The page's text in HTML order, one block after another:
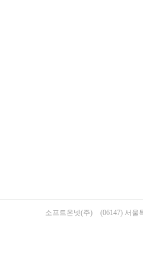
소프트온넷(주)
(06147) 서울